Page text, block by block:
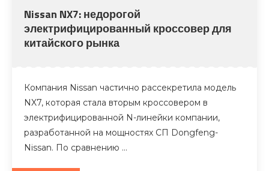
Nissan NX7: недорогой
электрифицированный кроссовер для
китайского рынка
Компания Nissan частично рассекретила модель
NX7, которая стала вторым кроссовером в
электрифицированной N-линейки компании,
разработанной на мощностях СП Dongfeng-
Nissan. По сравнению …